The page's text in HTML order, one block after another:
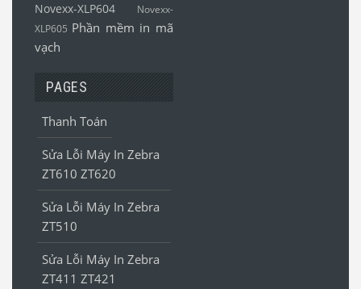
Novexx-XLP604
Novexx-
XLP605 Phần mềm in mã
vạch
PAGES
Thanh Toán
Sửa Lỗi Máy In Zebra
ZT610 ZT620
Sửa Lỗi Máy In Zebra
ZT510
Sửa Lỗi Máy In Zebra
ZT411 ZT421